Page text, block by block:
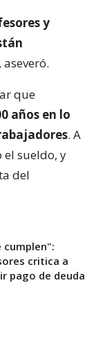
y
, aseveró.
que
años en lo
. A
el sueldo, y
del
cumplen":
critica a
pago de deuda